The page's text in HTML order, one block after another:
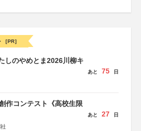
[PR]
しのやめとま2026川柳キ
あと 75 日
作コンテスト《高校生限
あと 27 日